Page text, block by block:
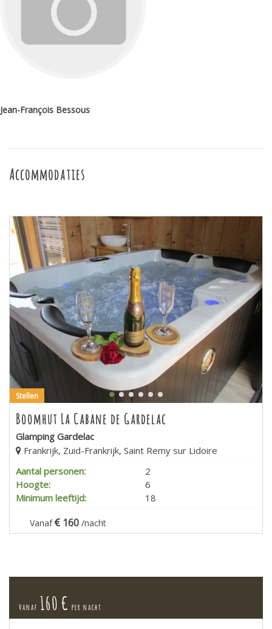
Jean-François Bessous
Accommodaties
Stellen
Boomhut La Cabane de Gardelac
Glamping Gardelac
Frankrijk, Zuid-Frankrijk, Saint Remy sur Lidoire
Aantal personen:
2
Hoogte:
6
Minimum leeftijd:
18
Vanaf 160 /nacht
Vanaf 160 € per nacht